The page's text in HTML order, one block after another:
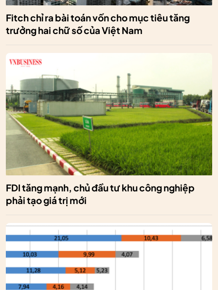
Fitch chỉ ra bài toán vốn cho mục tiêu tăng
trưởng hai chữ số của Việt Nam
FDI tăng mạnh, chủ đầu tư khu công nghiệp
phải tạo giá trị mới